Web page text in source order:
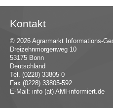
Kontakt
© 2026 Agrarmarkt Informations-
Dreizehnmorgenweg 10
53175 Bonn
Deutschland
Tel. (0228) 33805-0
Fax (0228) 33805-592
E-Mail: info (at) AMI-informiert.de